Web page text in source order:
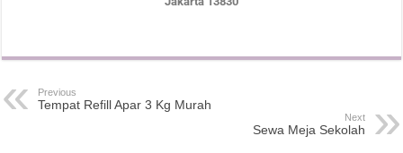
Previous
Tempat Refill Apar 3 Kg Murah
Next
Sewa Meja Sekolah